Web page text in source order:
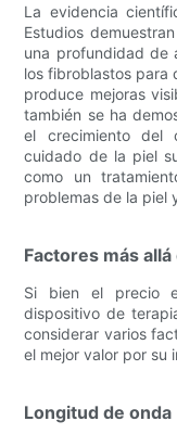
La evidencia
Estudios
una profundidad de
los fibroblastos para
produce mejoras
también se ha
el crecimiento del
cuidado de la piel
como un
problemas de la piel
Factores más
Si bien el precio
dispositivo de
considerar varios
el mejor valor por su
Longitud de onda